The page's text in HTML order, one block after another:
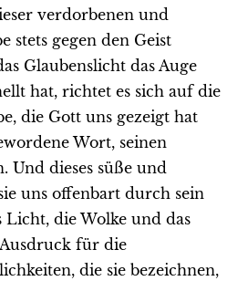
verdorbenen und
stets gegen den Geist
Glaubenslicht das Auge
hat, richtet es sich auf die
die Gott uns gezeigt hat
Wort, seinen
Und dieses süße und
uns offenbart durch sein
Licht, die Wolke und das
für die
die sie bezeichnen,